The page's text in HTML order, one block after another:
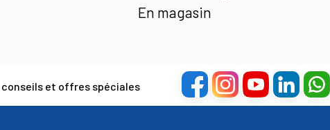
En magasin
et offres spéciales